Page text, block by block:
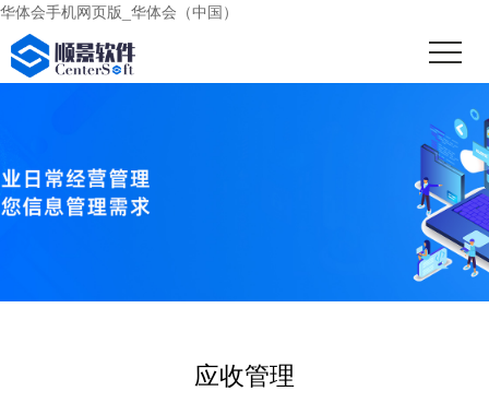
华体会手机网页版_华体会（中国）
应收管理